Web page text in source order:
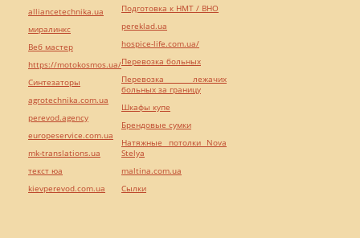
alliancetechnika.ua
миралинкс
Веб мастер
https://motokosmos.ua/
Синтезаторы
agrotechnika.com.ua
perevod.agency
europeservice.com.ua
mk-translations.ua
текст юа
kievperevod.com.ua
Подготовка к НМТ / ВНО
pereklad.ua
hospice-life.com.ua/
Перевозка больных
Перевозка лежачих
больных за границу
Шкафы купе
Брендовые сумки
Натяжные потолки Nova
Stelya
maltina.com.ua
Cылки